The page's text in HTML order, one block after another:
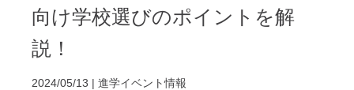
向け学校選びのポイントを解
説！
2024/05/13 | 進学イベント情報